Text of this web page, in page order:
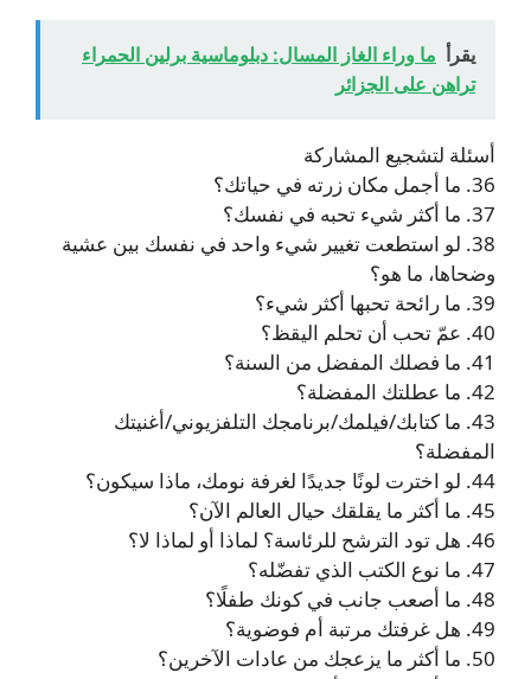
يقرأ ما وراء الغاز المسال: دبلوماسية برلين الحمراء
تراهن على الجزائر
أسئلة لتشجيع المشاركة
36. ما أجمل مكان زرته في حياتك؟
37. ما أكثر شيء تحبه في نفسك؟
38. لو استطعت تغيير شيء واحد في نفسك بين عشية
وضحاها، ما هو؟
39. ما رائحة تحبها أكثر شيء؟
40. عمّ تحب أن تحلم اليقظ؟
41. ما فصلك المفضل من السنة؟
42. ما عطلتك المفضلة؟
43. ما كتابك/فيلمك/برنامجك التلفزيوني/أغنيتك
المفضلة؟
44. لو اخترت لونًا جديدًا لغرفة نومك، ماذا سيكون؟
45. ما أكثر ما يقلقك حيال العالم الآن؟
46. هل تود الترشح للرئاسة؟ لماذا أو لماذا لا؟
47. ما نوع الكتب الذي تفضّله؟
48. ما أصعب جانب في كونك طفلًا؟
49. هل غرفتك مرتبة أم فوضوية؟
50. ما أكثر ما يزعجك من عادات الآخرين؟